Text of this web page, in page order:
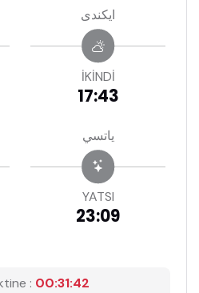
ايكندى
İKİNDİ
17:43
ياتسي
YATSI
23:09
:00:31:41